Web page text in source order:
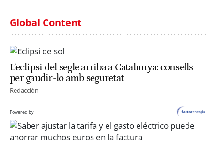
Global Content
L’eclipsi del segle arriba a Catalunya: consells
per gaudir-lo amb seguretat
Redacción
Powered by